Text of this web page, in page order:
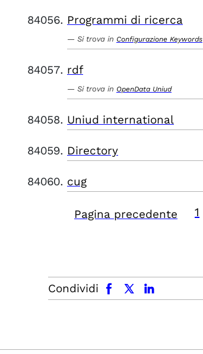
Programmi di ricerca
Si trova in Configurazione Keywords
rdf
Si trova in OpenData Uniud
Uniud international
Directory
cug
Pagina precedente 1
Condividi
facebook x.com linkedin